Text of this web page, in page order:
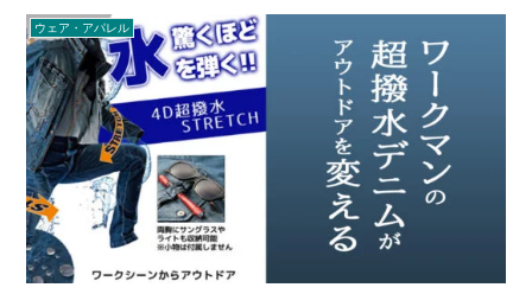
ウェア・アパレル